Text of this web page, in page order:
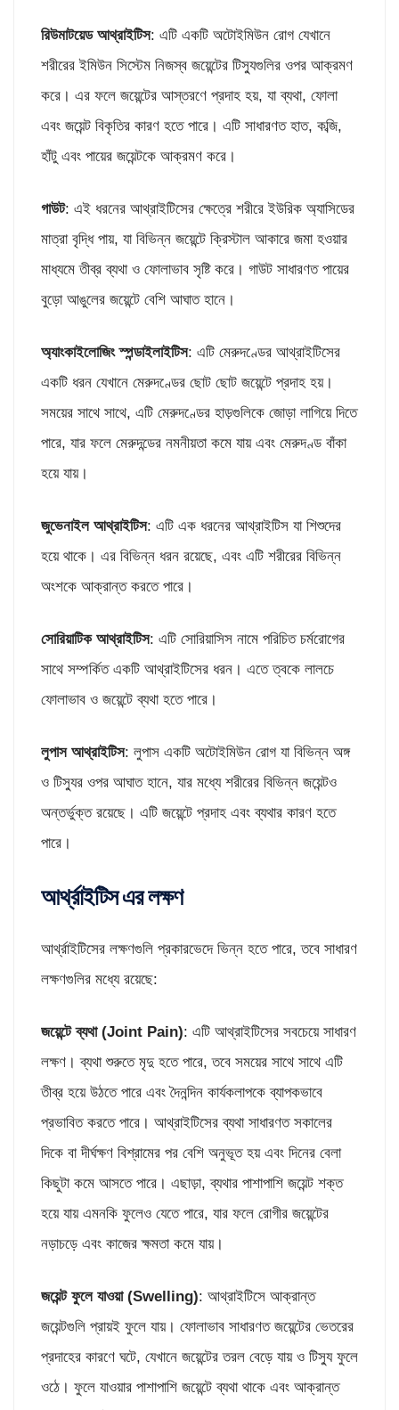
রিউমাটয়েড আথ্রাইটিস: এটি একটি অটোইমিউন রোগ যেখানে
শরীরের ইমিউন সিস্টেম নিজস্ব জয়েন্টের টিস্যুগুলির ওপর আক্রমণ
করে। এর ফলে জয়েন্টের আস্তরণে প্রদাহ হয়, যা ব্যথা, ফোলা
এবং জয়েন্ট বিকৃতির কারণ হতে পারে। এটি সাধারণত হাত, কব্জি,
হাঁটু এবং পায়ের জয়েন্টকে আক্রমণ করে।
গাউট: এই ধরনের আথ্রাইটিসের ক্ষেত্রে শরীরে ইউরিক অ্যাসিডের
মাত্রা বৃদ্ধি পায়, যা বিভিন্ন জয়েন্টে ক্রিস্টাল আকারে জমা হওয়ার
মাধ্যমে তীব্র ব্যথা ও ফোলাভাব সৃষ্টি করে। গাউট সাধারণত পায়ের
বুড়ো আঙুলের জয়েন্টে বেশি আঘাত হানে।
অ্যাংকাইলোজিং স্পন্ডাইলাইটিস: এটি মেরুদণ্ডের আথ্রাইটিসের
একটি ধরন যেখানে মেরুদণ্ডের ছোট ছোট জয়েন্টে প্রদাহ হয়।
সময়ের সাথে সাথে, এটি মেরুদণ্ডের হাড়গুলিকে জোড়া লাগিয়ে দিতে
পারে, যার ফলে মেরুদন্ডের নমনীয়তা কমে যায় এবং মেরুদণ্ড বাঁকা
হয়ে যায়।
জুভেনাইল আথ্রাইটিস: এটি এক ধরনের আথ্রাইটিস যা শিশুদের
হয়ে থাকে। এর বিভিন্ন ধরন রয়েছে, এবং এটি শরীরের বিভিন্ন
অংশকে আক্রান্ত করতে পারে।
সোরিয়াটিক আথ্রাইটিস: এটি সোরিয়াসিস নামে পরিচিত চর্মরোগের
সাথে সম্পর্কিত একটি আথ্রাইটিসের ধরন। এতে ত্বকে লালচে
ফোলাভাব ও জয়েন্টে ব্যথা হতে পারে।
লুপাস আথ্রাইটিস: লুপাস একটি অটোইমিউন রোগ যা বিভিন্ন অঙ্গ
ও টিস্যুর ওপর আঘাত হানে, যার মধ্যে শরীরের বিভিন্ন জয়েন্টও
অন্তর্ভুক্ত রয়েছে। এটি জয়েন্টে প্রদাহ এবং ব্যথার কারণ হতে
পারে।
আর্থ্রাইটিস এর লক্ষণ
আর্থ্রাইটিসের লক্ষণগুলি প্রকারভেদে ভিন্ন হতে পারে, তবে সাধারণ
লক্ষণগুলির মধ্যে রয়েছে:
জয়েন্টে ব্যথা (Joint Pain): এটি আথ্রাইটিসের সবচেয়ে সাধারণ
লক্ষণ। ব্যথা শুরুতে মৃদু হতে পারে, তবে সময়ের সাথে সাথে এটি
তীব্র হয়ে উঠতে পারে এবং দৈনন্দিন কার্যকলাপকে ব্যাপকভাবে
প্রভাবিত করতে পারে। আথ্রাইটিসের ব্যথা সাধারণত সকালের
দিকে বা দীর্ঘক্ষণ বিশ্রামের পর বেশি অনুভূত হয় এবং দিনের বেলা
কিছুটা কমে আসতে পারে। এছাড়া, ব্যথার পাশাপাশি জয়েন্ট শক্ত
হয়ে যায় এমনকি ফুলেও যেতে পারে, যার ফলে রোগীর জয়েন্টের
নড়াচড়ে এবং কাজের ক্ষমতা কমে যায়।
জয়েন্ট ফুলে যাওয়া (Swelling): আথ্রাইটিসে আক্রান্ত
জয়েন্টগুলি প্রায়ই ফুলে যায়। ফোলাভাব সাধারণত জয়েন্টের ভেতরের
প্রদাহের কারণে ঘটে, যেখানে জয়েন্টের তরল বেড়ে যায় ও টিস্যু ফুলে
ওঠে। ফুলে যাওয়ার পাশাপাশি জয়েন্টে ব্যথা থাকে এবং আক্রান্ত